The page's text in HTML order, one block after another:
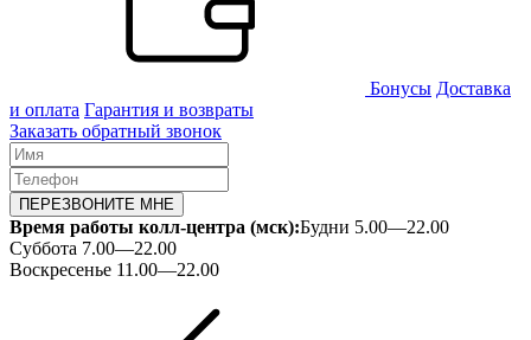
Бонусы Доставка
и оплата Гарантия и возвраты
Заказать обратный звонок
ПЕРЕЗВОНИТЕ МНЕ
Время работы колл-центра (мск):Будни 5.00—22.00
Суббота 7.00—22.00
Воскресенье 11.00—22.00